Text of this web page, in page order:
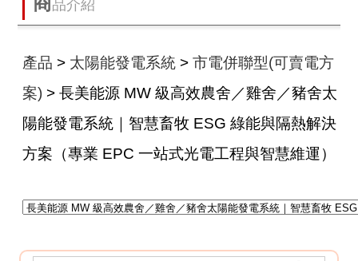
品介紹
產品 > 太陽能發電系統 >市電併聯型(可賣電方
案) > 長美能源 MW 級高效農舍／雞舍／豬舍太
陽能發電系統｜智慧畜牧 ESG 綠能與隔熱解決
方案（專業 EPC 一站式光電工程與智慧維運）